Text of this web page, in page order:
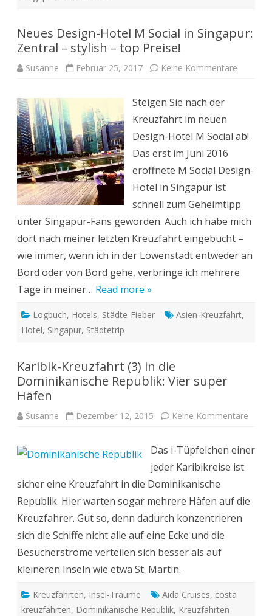
Neues Design-Hotel M Social in Singapur:
Zentral – stylish – top Preise!
Susanne Februar 25, 2017 Keine Kommentare
Zentral
–
top
Preise!
Steigen Sie nach der
Kreuzfahrt im neuen
Design-Hotel M Social ab!
Das erst im Juni 2016
eröffnete M Social Design-
Hotel in Singapur ist
schnell zum Geheimtipp
unter Singapur-Fans geworden. Auch ich habe mich
dort nach meiner letzten Kreuzfahrt eingebucht –
wie immer, wenn ich in der Löwenstadt entweder an
Bord oder von Bord gehe, verbringe ich mehrere
Tage in meiner… Read more »
Logbuch, Hotels, Städte-Fieber Asien-Kreuzfahrt,
Hotel, Singapur, Städtetrip
Karibik-Kreuzfahrt (3) in die
Dominikanische Republik: Vier super
Häfen
Susanne Dezember 12, 2015 Keine Kommentare
in
die
Häfen
Das i-Tüpfelchen einer
jeder Karibikreise ist
sicher eine Kreuzfahrt in die Dominikanische
Republik. Hier warten sogar mehrere Häfen auf die
Kreuzfahrer. Gut so, denn dadurch konzentrieren
sich die Schiffe nicht alle auf eine Ecke und die
Besucherströme verteilen sich besser als auf
kleineren Inseln wie etwa St. Martin.
Kreuzfahrten, Insel-Träume Aida Cruises, costa
kreuzfahrten, Dominikanische Republik, Kreuzfahrten